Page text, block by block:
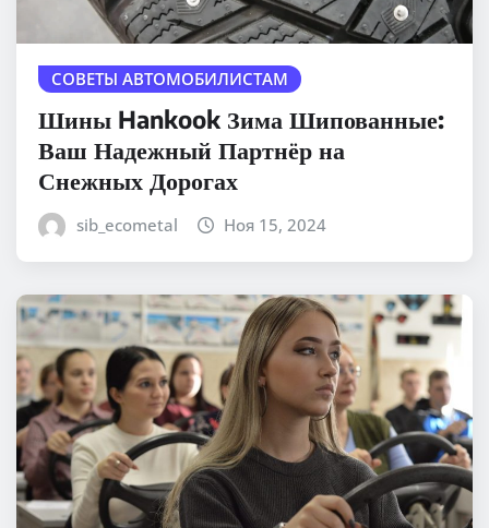
СОВЕТЫ АВТОМОБИЛИСТАМ
Шины Hankook Зима Шипованные:
Ваш Надежный Партнёр на
Снежных Дорогах
sib_ecometal Ноя 15, 2024